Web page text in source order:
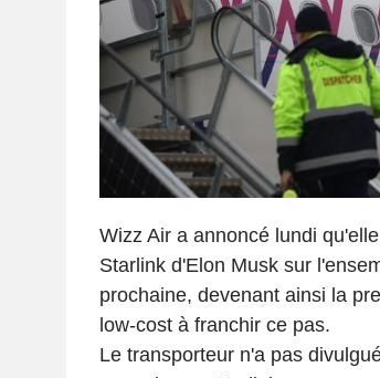
Wizz Air a annoncé lundi
Starlink d'Elon Musk sur
prochaine, devenant ainsi la
low-cost à franchir ce pas.
Le transporteur n'a pas